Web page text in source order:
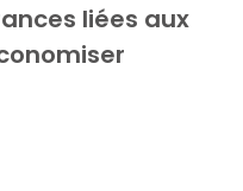
liées aux